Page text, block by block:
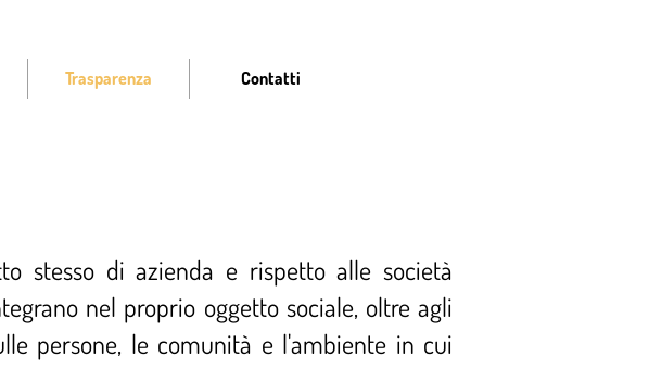
Trasparenza Contatti
stesso di azienda e rispetto alle società
nel proprio oggetto sociale, oltre agli
persone, le comunità e l'ambiente in cui